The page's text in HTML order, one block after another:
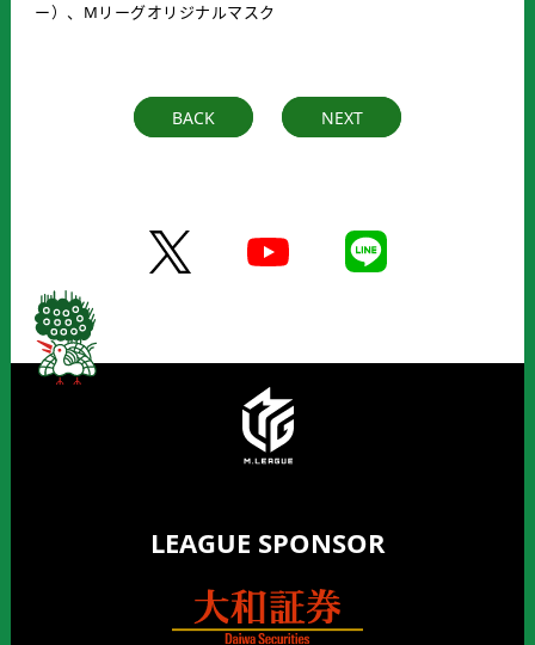
ー）、Mリーグオリジナルマスク
BACK NEXT
LEAGUE SPONSOR